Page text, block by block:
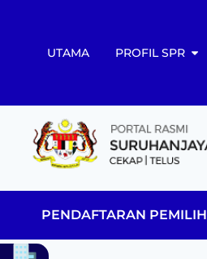
UTAMA PROFIL SPR
PENDAFTARAN PEMILIH